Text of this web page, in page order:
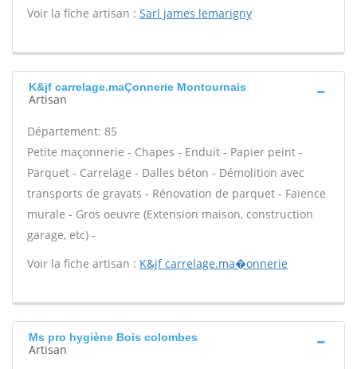
Voir la fiche artisan : Sarl james lemarigny
K&jf carrelage.maÇonnerie Montournais
Artisan
Département: 85
Petite maçonnerie - Chapes - Enduit - Papier peint -
Parquet - Carrelage - Dalles béton - Démolition avec
transports de gravats - Rénovation de parquet - Faïence
murale - Gros oeuvre (Extension maison, construction
garage, etc) -
Voir la fiche artisan : K&jf carrelage.ma�onnerie
Ms pro hygiène Bois colombes
Artisan